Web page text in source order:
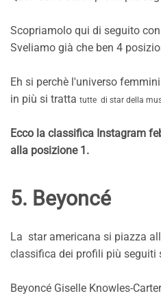
Scopriamolo qui di seguito
Sveliamo già che ben 4
Eh si perchè l'universo
in più si tratta tutte di star della
Ecco la classifica Instagram
alla posizione 1.
5. Beyoncé
La star americana si piazza
classifica dei profili più seguiti
Beyoncé Giselle Knowles-